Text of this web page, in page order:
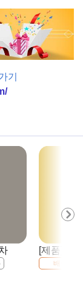
기
[제품] 영
배송